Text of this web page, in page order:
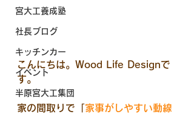
宮大工養成塾
社長ブログ
キッチンカー
イベント
半原宮大工集団
こんにちは。Wood Life Designで
す。
家の間取りで「 家事がしやすい動線